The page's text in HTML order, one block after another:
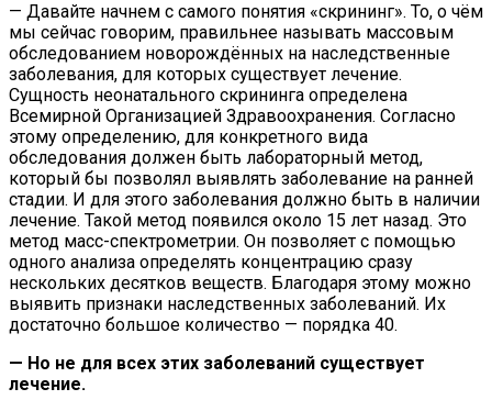
— Давайте начнем с самого понятия «скрининг». То, о чём
мы сейчас говорим, правильнее называть массовым
обследованием новорождённых на наследственные
заболевания, для которых существует лечение.
Сущность неонатального скрининга определена
Всемирной Организацией Здравоохранения. Согласно
этому определению, для конкретного вида
обследования должен быть лабораторный метод,
который бы позволял выявлять заболевание на ранней
стадии. И для этого заболевания должно быть в наличии
лечение. Такой метод появился около 15 лет назад. Это
метод масс-спектрометрии. Он позволяет с помощью
одного анализа определять концентрацию сразу
нескольких десятков веществ. Благодаря этому можно
выявить признаки наследственных заболеваний. Их
достаточно большое количество — порядка 40.
— Но не для всех этих заболеваний существует
лечение.